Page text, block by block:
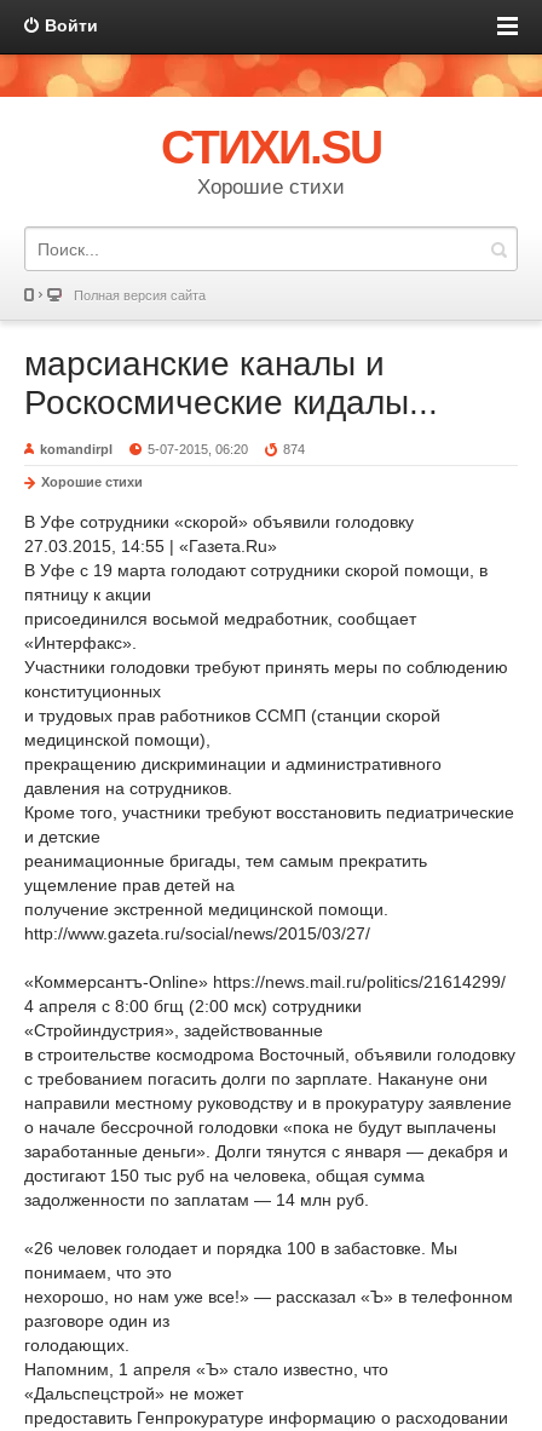
Войти
СТИХИ.SU
Хорошие стихи
Полная версия сайта
марсианские каналы и
Роскосмические кидалы...
komandirpl 5-07-2015, 06:20 874
Хорошие стихи
В Уфе сотрудники «скорой» объявили голодовку
27.03.2015, 14:55 | «Газета.Ru»
В Уфе с 19 марта голодают сотрудники скорой помощи, в
пятницу к акции
присоединился восьмой медработник, сообщает
«Интерфакс».
Участники голодовки требуют принять меры по соблюдению
конституционных
и трудовых прав работников ССМП (станции скорой
медицинской помощи),
прекращению дискриминации и административного
давления на сотрудников.
Кроме того, участники требуют восстановить педиатрические
и детские
реанимационные бригады, тем самым прекратить
ущемление прав детей на
получение экстренной медицинской помощи.
http://www.gazeta.ru/social/news/2015/03/27/
«Коммерсантъ-Online» https://news.mail.ru/politics/21614299/
4 апреля с 8:00 бгщ (2:00 мск) сотрудники
«Стройиндустрия», задействованные
в строительстве космодрома Восточный, объявили голодовку
с требованием погасить долги по зарплате. Накануне они
направили местному руководству и в прокуратуру заявление
о начале бессрочной голодовки «пока не будут выплачены
заработанные деньги». Долги тянутся с января — декабря и
достигают 150 тыс руб на человека, общая сумма
задолженности по заплатам — 14 млн руб.
«26 человек голодает и порядка 100 в забастовке. Мы
понимаем, что это
нехорошо, но нам уже все!» — рассказал «Ъ» в телефонном
разговоре один из
голодающих.
Напомним, 1 апреля «Ъ» стало известно, что
«Дальспецстрой» не может
предоставить Генпрокуратуре информацию о расходовании